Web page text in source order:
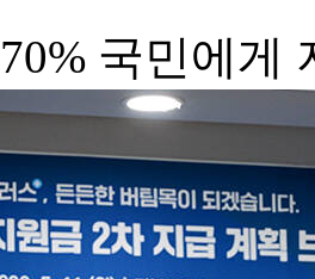
국민에게